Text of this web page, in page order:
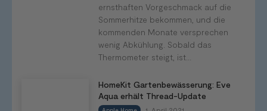
ernsthaften Vorgeschmack auf die
Sommerhitze bekommen, und die
kommenden Monate versprechen
wenig Abkühlung. Sobald das
Thermometer steigt, ist...
HomeKit Gartenbewässerung: Eve
Aqua erhält Thread-Update